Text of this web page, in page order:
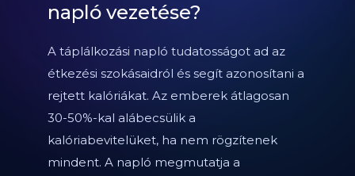
napló vezetése?
A táplálkozási napló tudatosságot ad az
étkezési szokásaidról és segít azonosítani a
rejtett kalóriákat. Az emberek átlagosan
30-50%-kal alábecsülik a
kalóriabevitelüket, ha nem rögzítenek
mindent. A napló megmutatja a